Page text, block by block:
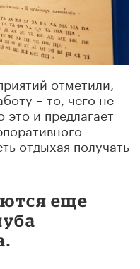
отметили,
– то, чего не
это и предлагает
отдыхая получать
еще